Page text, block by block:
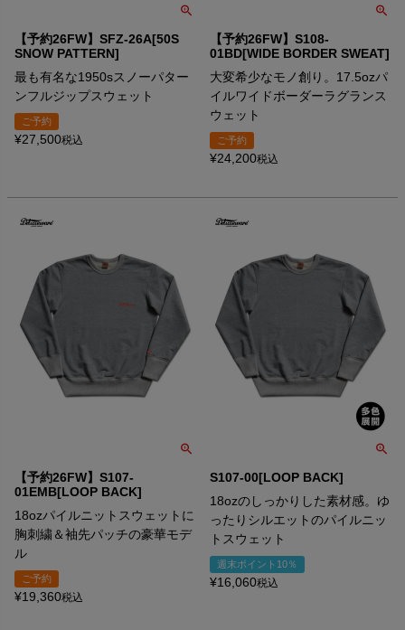
【予約26FW】SFZ-26A[50S
SNOW PATTERN]
最も有名な1950sスノーパター
ンフルジップスウェット
ご予約
¥27,500税込
【予約26FW】S108-
01BD[WIDE BORDER SWEAT]
大変希少なモノ創り。17.5ozパ
イルワイドボーダーラグランス
ウェット
ご予約
¥24,200税込
【予約26FW】S107-
01EMB[LOOP BACK]
18ozパイルニットスウェットに
胸刺繍＆袖先パッチの豪華モデ
ル
ご予約
¥19,360税込
S107-00[LOOP BACK]
18ozのしっかりした素材感。ゆ
ったりシルエットのパイルニッ
トスウェット
週末ポイント10％
¥16,060税込